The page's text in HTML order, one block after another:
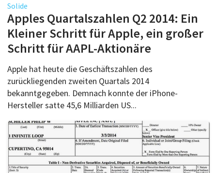
Solide
Apples Quartalszahlen Q2 2014: Ein
Kleiner Schritt für Apple, ein großer
Schritt für AAPL-Aktionäre
Apple hat heute die Geschäftszahlen des
zurückliegenden zweiten Quartals 2014
bekanntgegeben. Demnach konnte der iPhone-
Hersteller satte 45,6 Milliarden US...